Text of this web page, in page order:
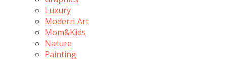
Luxury
Modern Art
Mom&Kids
Nature
Painting